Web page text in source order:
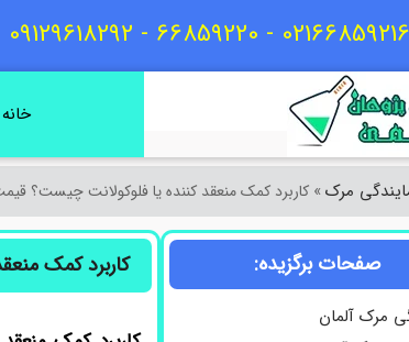
02166859216 - 66859220 - 09129618292
خانه
مرک» کاربرد کمک منعقد کننده یا فلوکولانت چیست؟
صفحات برگزیده:
مرک آلمان
کاربرد کمک